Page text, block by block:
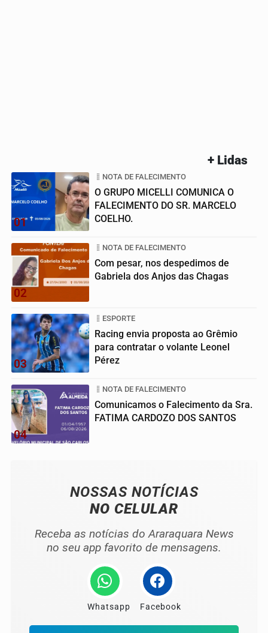
+ Lidas
01
NOTA DE FALECIMENTO
O GRUPO MICELLI COMUNICA O
FALECIMENTO DO SR. MARCELO
COELHO.
02
NOTA DE FALECIMENTO
Com pesar, nos despedimos de
Gabriela dos Anjos das Chagas
03
ESPORTE
Racing envia proposta ao Grêmio
para contratar o volante Leonel
Pérez
04
NOTA DE FALECIMENTO
Comunicamos o Falecimento da Sra.
FATIMA CARDOZO DOS SANTOS
NOSSAS NOTÍCIAS
NO CELULAR
Receba as notícias do Araraquara News
no seu app favorito de mensagens.
Whatsapp Facebook